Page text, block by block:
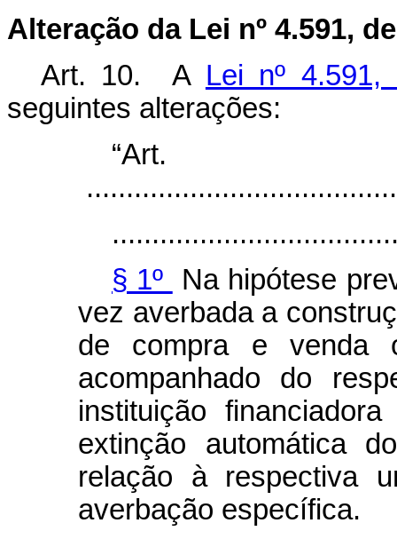
Alteração da Lei nº 4.591,
Art. 10.
A Lei nº 4.591,
seguintes alterações:
§ 1º
Na hipótese
vez averbada a
de compra e venda
acompanhado do
instituição
extinção automática
relação à respectiva
averbação específica.